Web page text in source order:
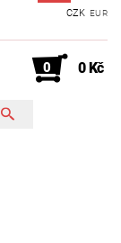
CZK EUR
0 0 Kč